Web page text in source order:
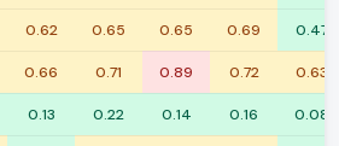
0.62 0.65 0.65 0.69 0.47
0.66 0.71 0.89 0.72 0.63
0.13 0.22 0.14 0.16 0.08